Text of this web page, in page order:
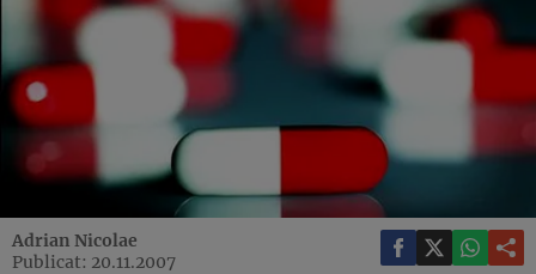
Adrian Nicolae
Publicat: 20.11.2007